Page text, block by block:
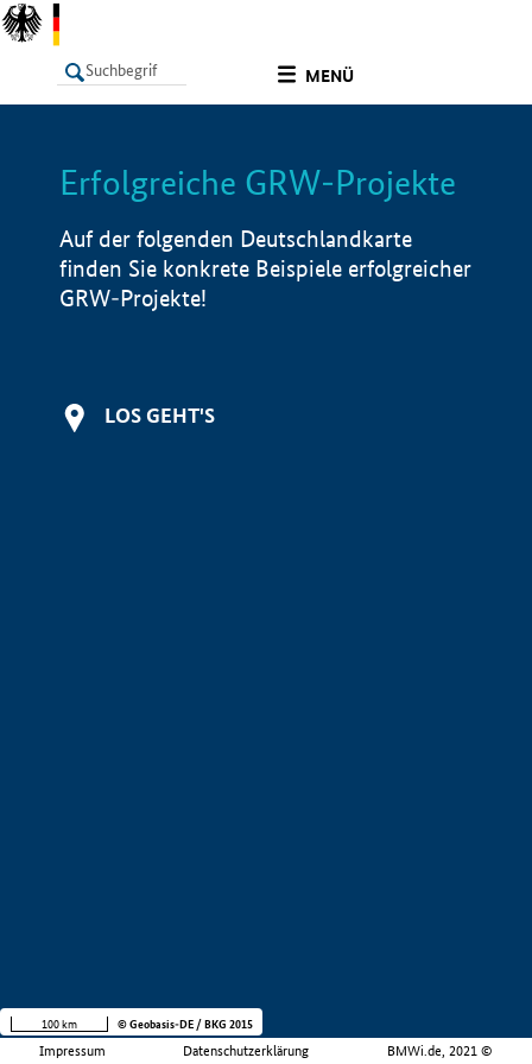
MENÜ
LISTE Info
Erfolgreiche GRW-Projekte
Auf der folgenden Deutschlandkarte
finden Sie konkrete Beispiele erfolgreicher
GRW-Projekte!
LOS GEHT'S
Impressum Datenschutzerklärung BMWi.de, 2021 ©
100 km © Geobasis-DE / BKG 2015